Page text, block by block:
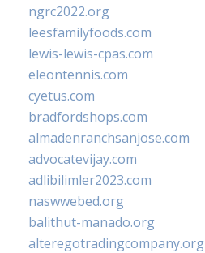
ngrc2022.org
leesfamilyfoods.com
lewis-lewis-cpas.com
eleontennis.com
cyetus.com
bradfordshops.com
almadenranchsanjose.com
advocatevijay.com
adlibilimler2023.com
naswwebed.org
balithut-manado.org
alteregotradingcompany.org